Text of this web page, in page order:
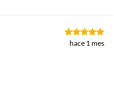
hace 1 mes